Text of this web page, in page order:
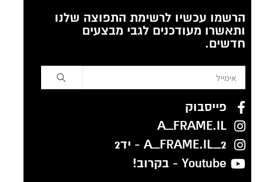
הרשמו עכשיו לרשימת התפוצה שלנו
ותאשרו מעודכנים לגבי מבצעים
חדשים.
פייסבוק
A_FRAME.IL
A_FRAME.IL_2 - יד2
Youtube - בקרוב!